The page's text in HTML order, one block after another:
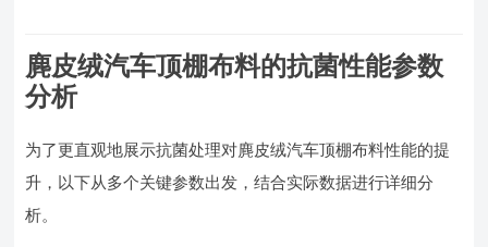
麂皮绒汽车顶棚布料的抗菌性能参数
分析
为了更直观地展示抗菌处理对麂皮绒汽车顶棚布料性能的提
升，以下从多个关键参数出发，结合实际数据进行详细分
析。